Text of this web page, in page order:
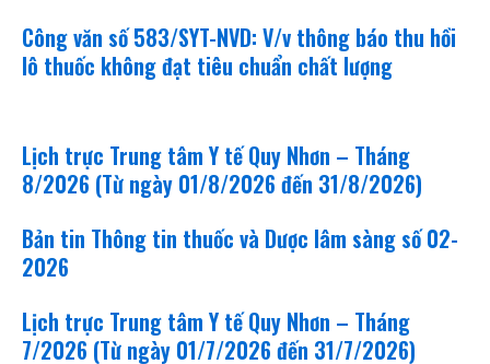
Công văn số 583/SYT-NVD: V/v thông báo thu hồi
lô thuốc không đạt tiêu chuẩn chất lượng
Lịch trực Trung tâm Y tế Quy Nhơn – Tháng
8/2026 (Từ ngày 01/8/2026 đến 31/8/2026)
Bản tin Thông tin thuốc và Dược lâm sàng số 02-
2026
Lịch trực Trung tâm Y tế Quy Nhơn – Tháng
7/2026 (Từ ngày 01/7/2026 đến 31/7/2026)